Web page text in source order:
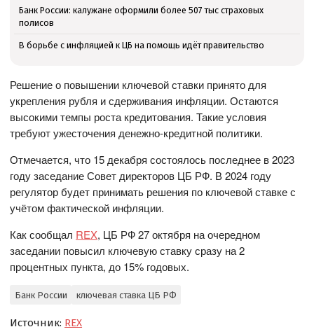
Банк России: калужане оформили более 507 тыс страховых
полисов
В борьбе с инфляцией к ЦБ на помощь идёт правительство
Решение о повышении ключевой ставки принято для
укрепления рубля и сдерживания инфляции. Остаются
высокими темпы роста кредитования. Такие условия
требуют ужесточения денежно-кредитной политики.
Отмечается, что 15 декабря состоялось последнее в 2023
году заседание Совет директоров ЦБ РФ. В 2024 году
регулятор будет принимать решения по ключевой ставке с
учётом фактической инфляции.
Как сообщал REX, ЦБ РФ 27 октября на очередном
заседании повысил ключевую ставку сразу на 2
процентных пункта, до 15% годовых.
Банк России ключевая ставка ЦБ РФ
Источник: REX